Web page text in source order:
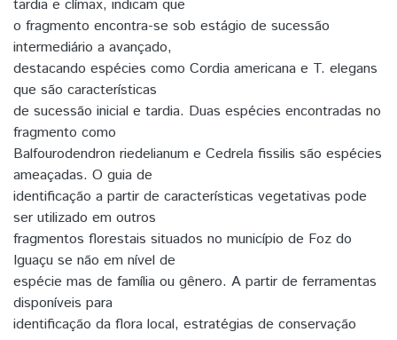
tardia e clímax, indicam que
o fragmento encontra-se sob estágio de sucessão
intermediário a avançado,
destacando espécies como Cordia americana e T. elegans
que são características
de sucessão inicial e tardia. Duas espécies encontradas no
fragmento como
Balfourodendron riedelianum e Cedrela fissilis são espécies
ameaçadas. O guia de
identificação a partir de características vegetativas pode
ser utilizado em outros
fragmentos florestais situados no município de Foz do
Iguaçu se não em nível de
espécie mas de família ou gênero. A partir de ferramentas
disponíveis para
identificação da flora local, estratégias de conservação